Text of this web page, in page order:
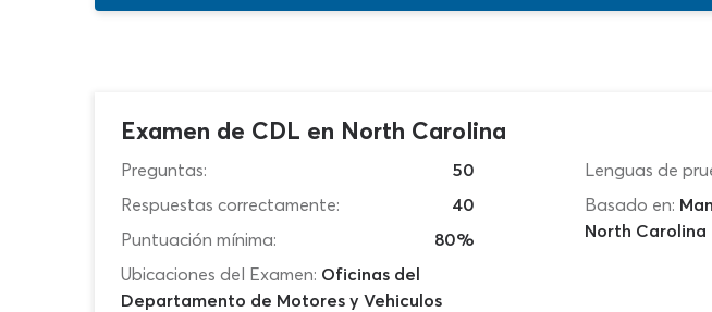
Examen de CDL en North Carolina
Preguntas:
50
Respuestas correctamente:
40
Puntuación mínima:
80%
Ubicaciones del Examen: Oficinas del
Departamento de Motores y Vehiculos
Lenguas de
Basado en:
North Carolina